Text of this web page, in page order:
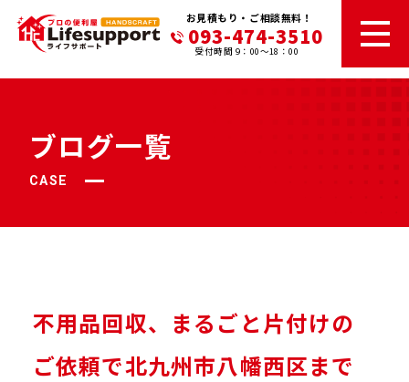
お見積もり・ご相談無料！
093-474-3510
受付時間 9：00～18：00
ブログ一覧
CASE
不用品回収、まるごと片付けの
ご依頼で北九州市八幡西区まで